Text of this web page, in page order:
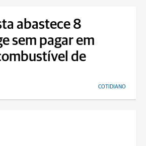
abastece 8
sem pagar em
de
COTIDIANO